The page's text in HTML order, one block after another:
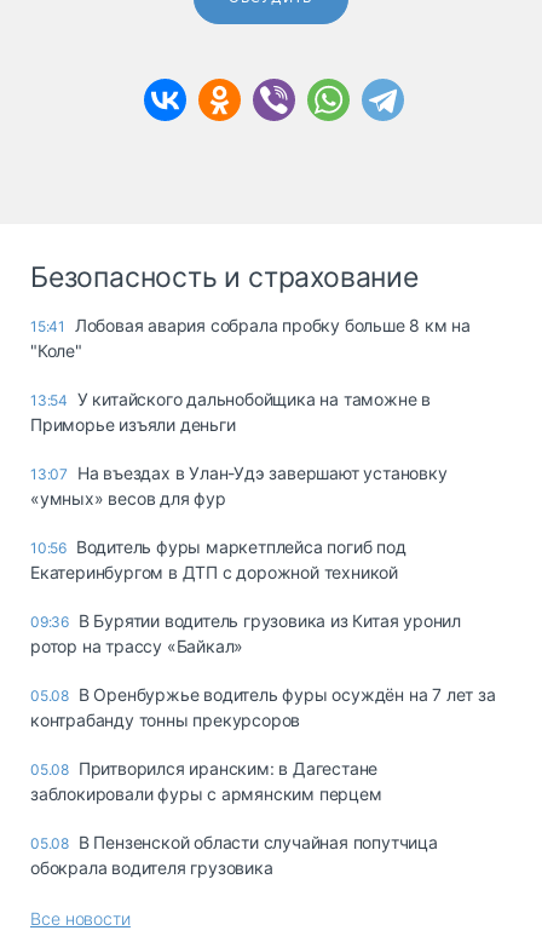
Безопасность и страхование
15:41
Лобовая авария собрала пробку больше 8 км на
"Коле"
13:54 У китайского дальнобойщика на таможне в
Приморье изъяли деньги
13:07
Ha въeздax в Улaн-Удэ зaвepшaют ycтaнoвкy
«yмныx» вecoв для фyp
10:56 Водитель фуры маркетплейса погиб под
Екатеринбургом в ДТП с дорожной техникой
09:36 В Бурятии водитель грузовика из Китая уронил
ротор на трассу «Байкал»
05.08 В Оренбуржье водитель фуры осуждён на 7 лет за
контрабанду тонны прекурсоров
05.08 Притворился иранским: в Дагестане
заблокировали фуры с армянским перцем
05.08 В Пензенской области случайная попутчица
обокрала водителя грузовика
Все новости